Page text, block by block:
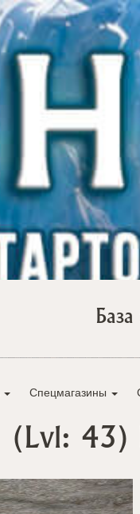
Спецмагазины
(Lvl: 43)